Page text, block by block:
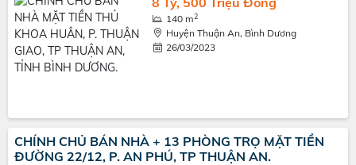
140 m2
Huyện Thuận An, Bình Dương
26/03/2023
CHÍNH CHỦ BÁN NHÀ + 13 PHÒNG TRỌ MẶT TIỀN
ĐƯỜNG 22/12, P. AN PHÚ, TP THUẬN AN.